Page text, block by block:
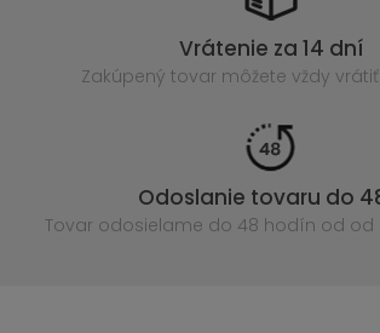
Vrátenie za 14 dní
Zakúpený tovar môžete vždy
Odoslanie tovaru do
Tovar odosielame do 48 hodín od od